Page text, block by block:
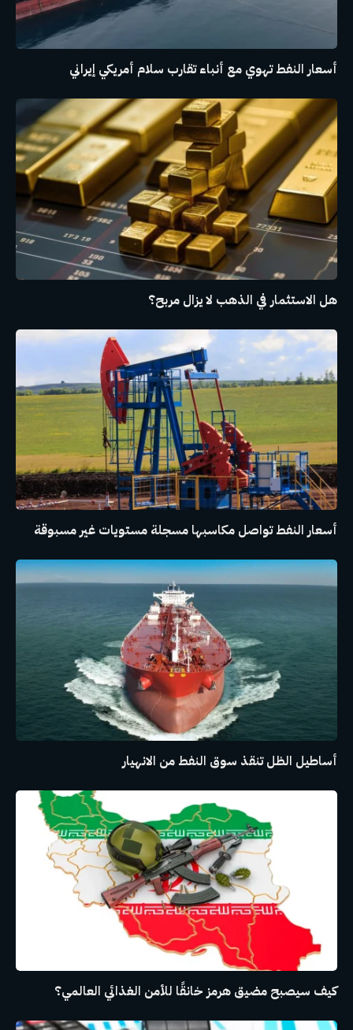
أسعار النفط تهوي مع أنباء تقارب سلام أمريكي إيراني
هل الاستثمار في الذهب لا يزال مربح؟
أسعار النفط تواصل مكاسبها مسجلة مستويات غير مسبوقة
أساطيل الظل تنقذ سوق النفط من الانهيار
كيف سيصبح مضيق هرمز خانقًا للأمن الغذائي العالمي؟